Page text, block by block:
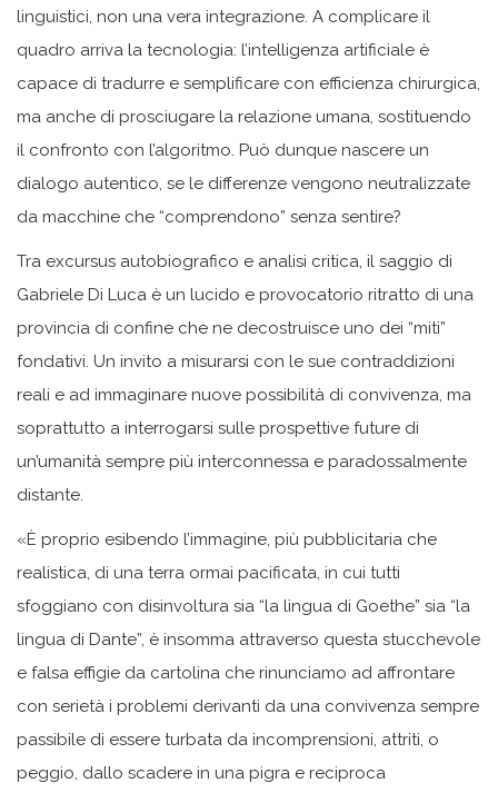
linguistici, non una vera integrazione. A complicare il
quadro arriva la tecnologia: l’intelligenza artificiale è
capace di tradurre e semplificare con efficienza chirurgica,
ma anche di prosciugare la relazione umana, sostituendo
il confronto con l’algoritmo. Può dunque nascere un
dialogo autentico, se le differenze vengono neutralizzate
da macchine che “comprendono” senza sentire?
Tra excursus autobiografico e analisi critica, il saggio di
Gabriele Di Luca è un lucido e provocatorio ritratto di una
provincia di confine che ne decostruisce uno dei “miti”
fondativi. Un invito a misurarsi con le sue contraddizioni
reali e ad immaginare nuove possibilità di convivenza, ma
soprattutto a interrogarsi sulle prospettive future di
un’umanità sempre più interconnessa e paradossalmente
distante.
«È proprio esibendo l’immagine, più pubblicitaria che
realistica, di una terra ormai pacificata, in cui tutti
sfoggiano con disinvoltura sia “la lingua di Goethe” sia “la
lingua di Dante”, è insomma attraverso questa stucchevole
e falsa effigie da cartolina che rinunciamo ad affrontare
con serietà i problemi derivanti da una convivenza sempre
passibile di essere turbata da incomprensioni, attriti, o
peggio, dallo scadere in una pigra e reciproca